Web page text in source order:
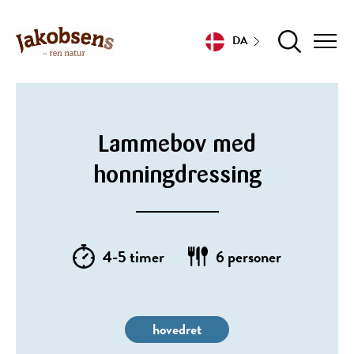
DA
Lammebov med
honningdressing
4-5 timer 6 personer
hovedret